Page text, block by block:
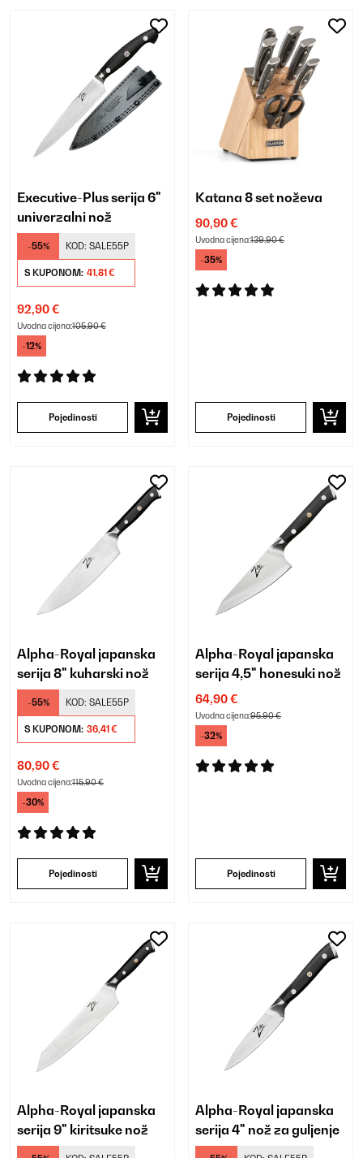
Executive-Plus serija 6"
univerzalni nož
-55% KOD: SALE55P
S KUPONOM: 41,81 €
92,90 €
Uvodna cijena:105,90 €
-12%
Pojedinosti
Katana 8 set noževa
90,90 €
Uvodna cijena:139,90 €
-35%
Pojedinosti
Alpha-Royal japanska
serija 8" kuharski nož
-55% KOD: SALE55P
S KUPONOM: 36,41 €
80,90 €
Uvodna cijena:115,90 €
-30%
Pojedinosti
Alpha-Royal japanska
serija 4,5" honesuki nož
64,90 €
Uvodna cijena:95,90 €
-32%
Pojedinosti
Alpha-Royal japanska
serija 9" kiritsuke nož
Alpha-Royal japanska
serija 4" nož za guljenje